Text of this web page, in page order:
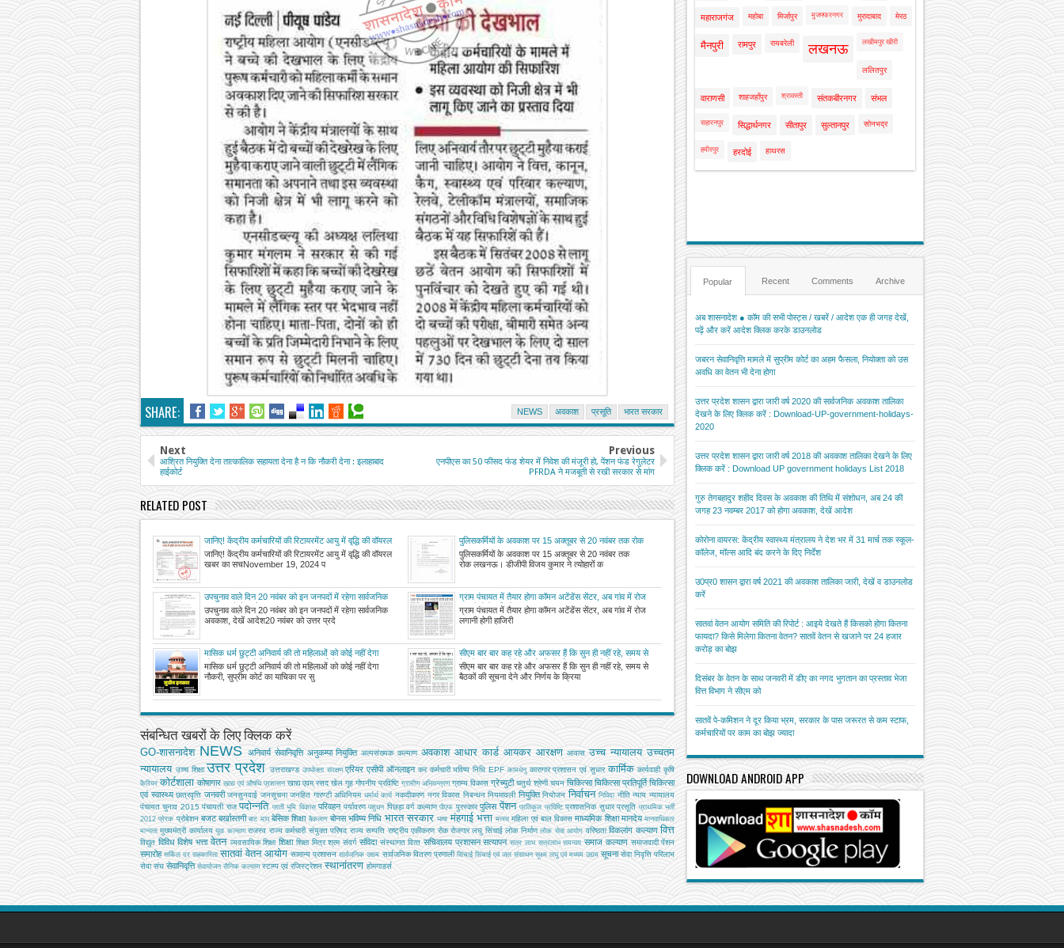
NEWS अवकाश प्रसूति भारत सरकार
SHARE:
Next
आश्रित नियुक्ति देना तात्कालिक सहायता देना है न कि नौकरी देना : इलाहाबाद
हाईकोर्ट
Previous
एनपीएस का 50 फीसद फंड शेयर में निवेश की मंजूरी हो, पेंशन फंड रेगुलेटर
PFRDA ने मजबूती से रखी सरकार से मांग
RELATED POST
जानिए! केंद्रीय कर्मचारियों की रिटायरमेंट आयु में वृद्धि की वॉयरल
खबर का सच
जानिए! केंद्रीय कर्मचारियों की रिटायरमेंट आयु में वृद्धि की वॉयरल
खबर का सचNovember 19, 2024 प
पुलिसकर्मियों के अवकाश पर 15 अक्तूबर से 20 नवंबर तक रोक
पुलिसकर्मियों के अवकाश पर 15 अक्तूबर से 20 नवंबर तक
रोक लखनऊ। डीजीपी विजय कुमार ने त्योहारों क
उपचुनाव वाले दिन 20 नवंबर को इन जनपदों में रहेगा सार्वजनिक
अवकाश, देखें आदेश
उपचुनाव वाले दिन 20 नवंबर को इन जनपदों में रहेगा सार्वजनिक
अवकाश, देखें आदेश20 नवंबर को उत्तर प्रदे
ग्राम पंचायत में तैयार होगा कॉमन अटेंडेंस सेंटर, अब गांव में रोज
लगानी होगी हाजिरी
ग्राम पंचायत में तैयार होगा कॉमन अटेंडेंस सेंटर, अब गांव में रोज
लगानी होगी हाजिरी
मासिक धर्म छुट्टी अनिवार्य की तो महिलाओं को कोई नहीं देगा
नौकरी, सुप्रीम कोर्ट का याचिका पर सुनवाई से इन्कार
मासिक धर्म छुट्टी अनिवार्य की तो महिलाओं को कोई नहीं देगा
नौकरी, सुप्रीम कोर्ट का याचिका पर सु
सीएम बार बार कह रहे और अफसर हैं कि सुन ही नहीं रहे, समय से
बैठकों की सूचना देने और निर्णय के क्रियान्वयन में फिसड्डी,
कार्यशैली पर नाराजगी जताते हुए सीएम ने दिए कड़े निर्देश
सीएम बार बार कह रहे और अफसर हैं कि सुन ही नहीं रहे, समय से
बैठकों की सूचना देने और निर्णय के क्रिया
संबन्धित खबरों के लिए क्लिक करें
GO-शासनादेश NEWS अनिवार्य सेवानिवृत्ति अनुकम्पा नियुक्ति अल्‍पसंख्‍यक कल्‍याण अवकाश आधार कार्ड आयकर आरक्षण आवास उच्च न्यायालय उच्चतम
न्यायालय उच्‍च शिक्षा उत्तर प्रदेश उत्तराखण्ड उपभोक्‍ता संरक्षण एरियर एसीपी ऑनलाइन कर कर्मचारी भविष्य निधि EPF कामधेनु कारागार प्रशासन एवं सुधार कार्मिक कार्यवाही कृषि
कैरियर कोर्टशाला कोषागार खाद्य एवं औषधि प्रशासन खाद्य एवम् रसद खेल गृह गोपनीय प्रविष्टि ग्रामीण अभियन्‍त्रण ग्राम्य विकास ग्रेच्युटी चतुर्थ श्रेणी चयन चिकित्सा चिकित्सा प्रतिपूर्ति चिकित्‍सा
एवं स्वास्थ्य छात्रवृत्ति जनवरी जनसुनवाई जनसूचना जनहित गारण्टी अधिनियम धर्मार्थ कार्य नकदीकरण नगर विकास निबन्‍धन नियमावली नियुक्ति नियोजन निर्वाचन निविदा नीति न्याय न्यायालय
पंचायत चुनाव 2015 पंचायती राज पदोन्नति परती भूमि विकास परिवहन पर्यावरण पशुधन पिछड़ा वर्ग कल्‍याण पीएफ पुरस्कार पुलिस पेंशन प्रतिकूल प्रविष्टि प्रशासनिक सुधार प्रसूति प्राथमिक भर्ती
2012 प्रेरक प्रोबेशन बजट बर्खास्तगी बाट माप बेसिक शिक्षा बैकलाग बोनस भविष्य निधि भारत सरकार भाषा मंहगाई भत्ता मत्‍स्‍य महिला एवं बाल विकास माध्यमिक शिक्षा मानदेय मानवाधिकार
मान्यता मुख्‍यमंत्री कार्यालय युवा कल्याण राजस्व राज्य कर्मचारी संयुक्त परिषद राज्य सम्पत्ति राष्ट्रीय एकीकरण रोक रोजगार लघु सिंचाई लोक निर्माण लोक सेवा आयोग वरिष्ठता विकलांग कल्याण वित्त
विद्युत विविध विशेष भत्ता वेतन व्‍यवसायिक शिक्षा शिक्षा शिक्षा मित्र श्रम संवर्ग संविदा संस्‍थागत वित्‍त सचिवालय प्रशासन सत्यापन सत्र लाभ सत्रलाभ समन्वय समाज कल्याण समाजवादी पेंशन
समारोह सर्किल दर सहकारिता सातवां वेतन आयोग सामान्य प्रशासन सार्वजनिक उद्यम सार्वजनिक वितरण प्रणाली सिंचाई सिंचाई एवं जल संसाधन सूक्ष्म लघु एवं मध्यम उद्यम सूचना सेवा निवृत्ति परिलाभ
सेवा संघ सेवानिवृत्ति सेवायोजन सैनिक कल्‍याण स्टाम्प एवं रजिस्ट्रेशन स्थानांतरण होमगाडर्स
महाराजगंज महोबा मिर्जापुर मुजफ्फरनगर मुरादाबाद मेरठ
मैनपुरी रामपुर रायबरेली लखनऊ लखीमपुर खीरी
ललितपुर
वाराणसी शाहजहाँपुर श्रावस्ती संतकबीरनगर संभल
सहारनपुर सिद्धार्थनगर सीतापुर सुल्तानपुर सोनभद्र
हमीरपुर हरदोई हाथरस
Popular Recent Comments Archive
अब शासनादेश ● कॉम की सभी पोस्ट्स / खबरें / आदेश एक ही जगह देखें,
पढ़ें और करें आदेश क्लिक करके डाउनलोड
जबरन सेवानिवृत्ति मामले में सुप्रीम कोर्ट का अहम फैसला, नियोक्ता को उस
अवधि का वेतन भी देना होगा
उत्तर प्रदेश शासन द्वारा जारी वर्ष 2020 की सार्वजनिक अवकाश तालिका
देखने के लिए क्लिक करें : Download-UP-government-holidays-
2020
उत्तर प्रदेश शासन द्वारा जारी वर्ष 2018 की अवकाश तालिका देखने के लिए
क्लिक करें : Download UP government holidays List 2018
गुरु तेगबहादुर शहीद दिवस के अवकाश की तिथि में संशोधन, अब 24 की
जगह 23 नवम्बर 2017 को होगा अवकाश, देखें आदेश
कोरोना वायरस: केंद्रीय स्वास्थ्य मंत्रालय ने देश भर में 31 मार्च तक स्कूल-
कॉलेज, मॉल्स आदि बंद करने के दिए निर्देश
उ0प्र0 शासन द्वारा वर्ष 2021 की अवकाश तालिका जारी, देखें व डाउनलोड
करें
सातवां वेतन आयोग समिति की रिपोर्ट : आइये देखते हैं किसको होगा कितना
फायदा? किसे मिलेगा कितना वेतन? सातवें वेतन से खजाने पर 24 हजार
करोड़ का बोझ
दिसंबर के वेतन के साथ जनवरी में डीए का नगद भुगतान का प्रस्ताव भेजा
वित्त विभाग ने सीएम को
सातवें पे-कमिशन ने दूर किया भ्रम, सरकार के पास जरूरत से कम स्टाफ,
कर्मचारियों पर काम का बोझ ज्यादा
DOWNLOAD ANDROID APP